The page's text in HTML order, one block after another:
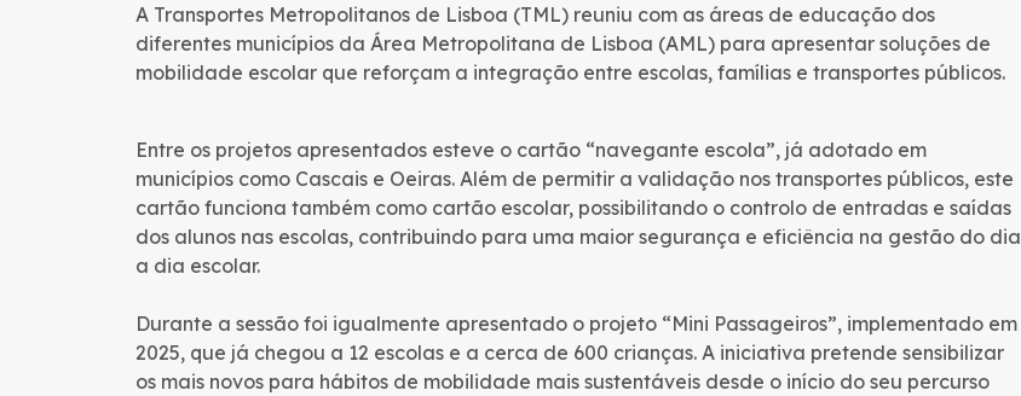
A Transportes Metropolitanos de Lisboa (TML) reuniu com as áreas de educação dos
diferentes municípios da Área Metropolitana de Lisboa (AML) para apresentar soluções de
mobilidade escolar que reforçam a integração entre escolas, famílias e transportes públicos.
Entre os projetos apresentados esteve o cartão “navegante escola”, já adotado em
municípios como Cascais e Oeiras. Além de permitir a validação nos transportes públicos, este
cartão funciona também como cartão escolar, possibilitando o controlo de entradas e saídas
dos alunos nas escolas, contribuindo para uma maior segurança e eficiência na gestão do dia
a dia escolar.
Durante a sessão foi igualmente apresentado o projeto “Mini Passageiros”, implementado em
2025, que já chegou a 12 escolas e a cerca de 600 crianças. A iniciativa pretende sensibilizar
os mais novos para hábitos de mobilidade mais sustentáveis desde o início do seu percurso